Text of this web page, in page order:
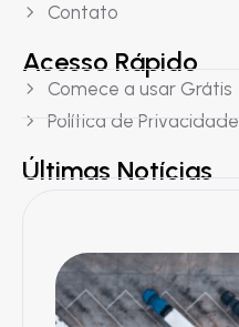
Contato
Acesso Rápido
Comece a usar Grátis
Política de Privacidade
Últimas Notícias